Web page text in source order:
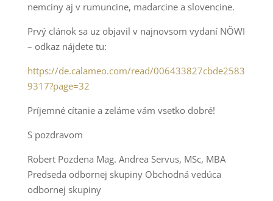
nemciny aj v rumuncine, madarcine a slovencine.
Prvý clánok sa uz objavil v najnovsom vydaní NÖWI
– odkaz nájdete tu:
https://de.calameo.com/read/006433827cbde2583
9317?page=32
Príjemné cítanie a zeláme vám vsetko dobré!
S pozdravom
Robert Pozdena Mag. Andrea Servus, MSc, MBA
Predseda odbornej skupiny Obchodná vedúca
odbornej skupiny